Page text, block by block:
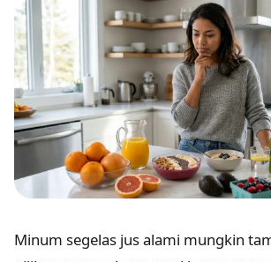
Minum segelas jus alami mungkin